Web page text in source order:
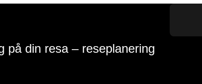
på din resa – reseplanering